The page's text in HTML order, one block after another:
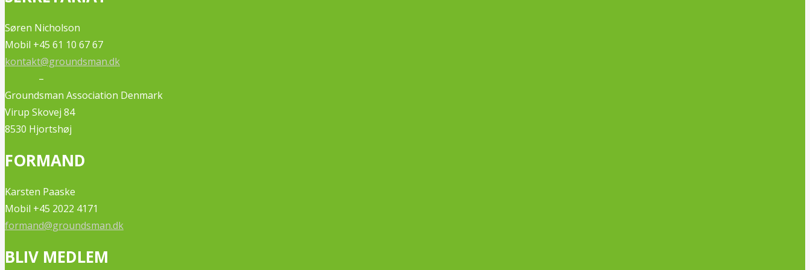
Søren Nicholson
Mobil +45 61 10 67 67
kontakt@groundsman.dk
–
Groundsman Association Denmark
Virup Skovej 84
8530 Hjortshøj
FORMAND
Karsten Paaske
Mobil +45 2022 4171
formand@groundsman.dk
BLIV MEDLEM